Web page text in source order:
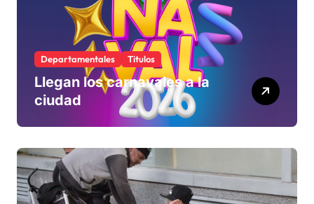
Departamentales Titulos
Llegan los carnavales a la
ciudad